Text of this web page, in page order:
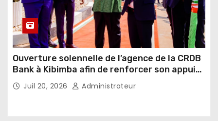
Ouverture solennelle de l’agence de la CRDB
Bank à Kibimba afin de renforcer son appui
au financement de l’agriculture et de
l’élevage
Juil 20, 2026 Administrateur